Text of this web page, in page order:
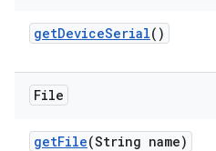
getDeviceSerial()
File
getFile(String name)